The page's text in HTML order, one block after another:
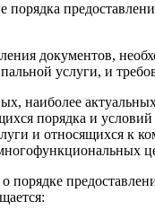
порядка
документов,
услуги, и
наиболее
порядка и
и относящихся к
порядке